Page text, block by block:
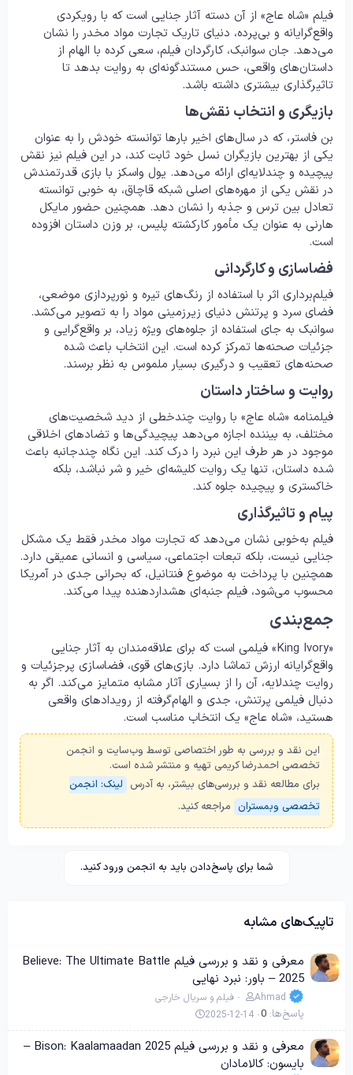
فیلم «شاه عاج» از آن دسته آثار جنایی است که با رویکردی
واقع‌گرایانه و بی‌پرده، دنیای تاریک تجارت مواد مخدر را نشان
می‌دهد. جان سوانبک، کارگردان فیلم، سعی کرده با الهام از
داستان‌های واقعی، حس مستندگونه‌ای به روایت بدهد تا
تاثیرگذاری بیشتری داشته باشد.
بازیگری و انتخاب نقش‌ها
بن فاستر، که در سال‌های اخیر بارها توانسته خودش را به عنوان
یکی از بهترین بازیگران نسل خود ثابت کند، در این فیلم نیز نقش
پیچیده و چندلایه‌ای ارائه می‌دهد. یول واسکز با بازی قدرتمندش
در نقش یکی از مهره‌های اصلی شبکه قاچاق، به خوبی توانسته
تعادل بین ترس و جذبه را نشان دهد. همچنین حضور مایکل
هارنی به عنوان یک مأمور کارکشته پلیس، بر وزن داستان افزوده
است.
فضاسازی و کارگردانی
فیلم‌برداری اثر با استفاده از رنگ‌های تیره و نورپردازی موضعی،
فضای سرد و پرتنش دنیای زیرزمینی مواد را به تصویر می‌کشد.
سوانبک به جای استفاده از جلوه‌های ویژه زیاد، بر واقع‌گرایی و
جزئیات صحنه‌ها تمرکز کرده است. این انتخاب باعث شده
صحنه‌های تعقیب و درگیری بسیار ملموس به نظر برسند.
روایت و ساختار داستان
فیلمنامه «شاه عاج» با روایت چندخطی از دید شخصیت‌های
مختلف، به بیننده اجازه می‌دهد پیچیدگی‌ها و تضادهای اخلاقی
موجود در هر طرف این نبرد را درک کند. این نگاه چندجانبه باعث
شده داستان، تنها یک روایت کلیشه‌ای خیر و شر نباشد، بلکه
خاکستری و پیچیده جلوه کند.
پیام و تاثیرگذاری
فیلم به‌خوبی نشان می‌دهد که تجارت مواد مخدر فقط یک مشکل
جنایی نیست، بلکه تبعات اجتماعی، سیاسی و انسانی عمیقی دارد.
همچنین با پرداخت به موضوع فنتانیل، که بحرانی جدی در آمریکا
محسوب می‌شود، فیلم جنبه‌ای هشداردهنده پیدا می‌کند.
جمع‌بندی
«King Ivory» فیلمی است که برای علاقه‌مندان به آثار جنایی
واقع‌گرایانه ارزش تماشا دارد. بازی‌های قوی، فضاسازی پرجزئیات و
روایت چندلایه، آن را از بسیاری آثار مشابه متمایز می‌کند. اگر به
دنبال فیلمی پرتنش، جدی و الهام‌گرفته از رویدادهای واقعی
هستید، «شاه عاج» یک انتخاب مناسب است.
این نقد و بررسی به طور اختصاصی توسط وب‌سایت و انجمن
تخصصی احمدرضا کریمی تهیه و منتشر شده است.
برای مطالعه نقد و بررسی‌های بیشتر، به آدرس لینک: انجمن
تخصصی وبمستران مراجعه کنید.
شما برای پاسخ‌دادن باید به انجمن ورود کنید.
تاپیک‌های مشابه
معرفی و نقد و بررسی فیلم Believe: The Ultimate Battle
2025 – باور: نبرد نهایی
Ahmad فیلم و سریال خارجی
پاسخ‌ها 0
2025-12-14
معرفی و نقد و بررسی فیلم Bison: Kaalamaadan 2025 –
بایسون: کالامادان